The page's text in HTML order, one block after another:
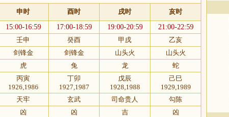
申时 酉时 戌时
亥时
15:00-16:59 17:00-18:59 19:00-20:59
21:00-22:59
壬申 癸酉 甲戌
乙亥
剑锋金 剑锋金 山头火
山头火
虎 兔 龙 蛇
丙寅
1926,1986
丁卯
1927,1987
戊辰
1928,1988
己巳
1929,1989
天牢 玄武 司命贵人
勾陈
凶 凶 吉
凶